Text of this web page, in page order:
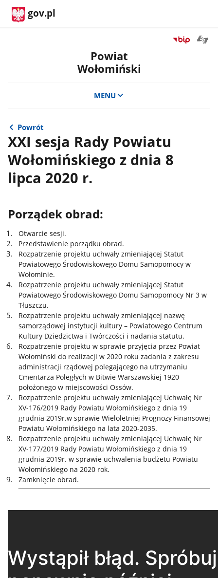
gov.pl
Przejdź
Powiat
Wołomiński
MENU
Powrót
XXI sesja Rady Powiatu
Wołomińskiego z dnia 8
lipca 2020 r.
Porządek obrad:
Otwarcie sesji.
Przedstawienie porządku obrad.
Rozpatrzenie projektu uchwały zmieniającej Statut
Powiatowego Środowiskowego Domu Samopomocy w
Wołominie.
Rozpatrzenie projektu uchwały zmieniającej Statut
Powiatowego Środowiskowego Domu Samopomocy Nr 3 w
Tłuszczu.
Rozpatrzenie projektu uchwały zmieniającej nazwę
samorządowej instytucji kultury – Powiatowego Centrum
Kultury Dziedzictwa i Twórczości i nadania statutu.
Rozpatrzenie projektu w sprawie przyjęcia przez Powiat
Wołomiński do realizacji w 2020 roku zadania z zakresu
administracji rządowej polegającego na utrzymaniu
Cmentarza Poległych w Bitwie Warszawskiej 1920
położonego w miejscowości Ossów.
Rozpatrzenie projektu uchwały zmieniającej Uchwałę Nr
XV-176/2019 Rady Powiatu Wołomińskiego z dnia 19
grudnia 2019r.w sprawie Wieloletniej Prognozy Finansowej
Powiatu Wołomińskiego na lata 2020-2035.
Rozpatrzenie projektu uchwały zmieniającej Uchwałę Nr
XV-177/2019 Rady Powiatu Wołomińskiego z dnia 19
grudnia 2019r. w sprawie uchwalenia budżetu Powiatu
Wołomińskiego na 2020 rok.
Zamknięcie obrad.